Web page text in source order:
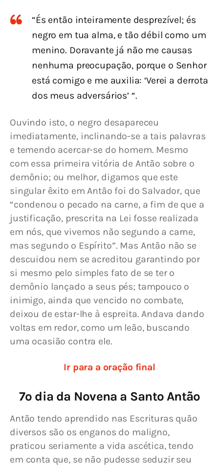
“És então inteiramente desprezível; és
negro em tua alma, e tão débil como um
menino. Doravante já não me causas
nenhuma preocupação, porque o Senhor
está comigo e me auxilia: ‘Verei a derrota
dos meus adversários’ “.
Ouvindo isto, o negro desapareceu
imediatamente, inclinando-se a tais palavras
e temendo acercar-se do homem. Mesmo
com essa primeira vitória de Antão sobre o
demônio; ou melhor, digamos que este
singular êxito em Antão foi do Salvador, que
“condenou o pecado na carne, a fim de que a
justificação, prescrita na Lei fosse realizada
em nós, que vivemos não segundo a carne,
mas segundo o Espírito”. Mas Antão não se
descuidou nem se acreditou garantindo por
si mesmo pelo simples fato de se ter o
demônio lançado a seus pés; tampouco o
inimigo, ainda que vencido no combate,
deixou de estar-lhe à espreita. Andava dando
voltas em redor, como um leão, buscando
uma ocasião contra ele.
Ir para a oração final
7º dia da Novena a Santo Antão
Antão tendo aprendido nas Escrituras quão
diversos são os enganos do maligno,
praticou seriamente a vida ascética, tendo
em conta que, se não pudesse seduzir seu